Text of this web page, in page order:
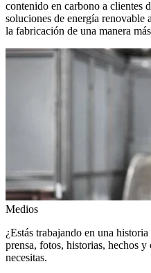
contenido en carbono a clientes
soluciones de energía renovable
la fabricación de una manera
Medios
¿Estás trabajando en una
prensa, fotos, historias, hechos
necesitas.